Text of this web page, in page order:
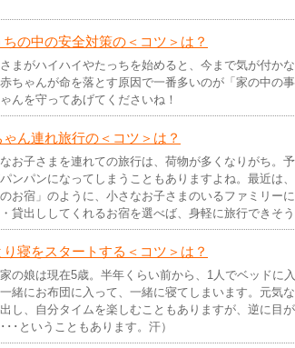
ちの中の安全対策の＜コツ＞は？
まがハイハイやたっちを始めると、今まで気が付か
ちゃんが命を落とす原因で一番多いのが「家の中の
んを守ってあげてくださいね！
ゃん連れ旅行の＜コツ＞は？
お子さまを連れての旅行は、荷物が多くなりがち。
ンパンになってしまうこともありますよね。最近は
お宿」のように、小さなお子さまのいるファミリー
貸出ししてくれるお宿を選べば、身軽に旅行できそ
り寝をスタートする＜コツ＞は？
の娘は現在5歳。半年くらい前から、1人でベッドに
緒にお布団に入って、一緒に寝てしまいます。元気
し、自分タイムを楽しむこともありますが、逆に目
･･ということもあります。汗）